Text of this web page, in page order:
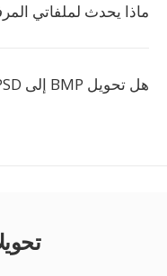
ماذا يحدث لملفاتي
هل تحويل BMP إلى PSD مجاني؟